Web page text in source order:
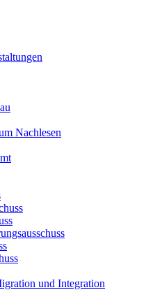
Nachlesen
und Integration